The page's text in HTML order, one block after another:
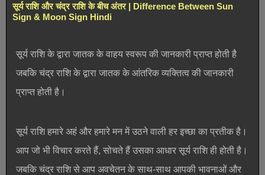
सूर्य राशि और चंद्र राशि के बीच अंतर | Difference Between Sun
Sign & Moon Sign Hindi
सूर्य राशि के द्वारा जातक के वाहय स्वरूप की जानकारी प्राप्त होती है
जबकि चंद्र राशि के द्वारा जातक के आंतरिक व्यक्तित्व की जानकारी
प्राप्त होती है।
सूर्य राशि हमारे अहं और हमारे मन में उठने वाली हर इच्छा का प्रतीक है।
आप जो भी विचार करते हैं, सोचते हैं उसका आधार सूर्य राशि ही होती है।
जबकि चंद्र राशि से आप अवचेतन के साथ-साथ आपकी भावनाओं और